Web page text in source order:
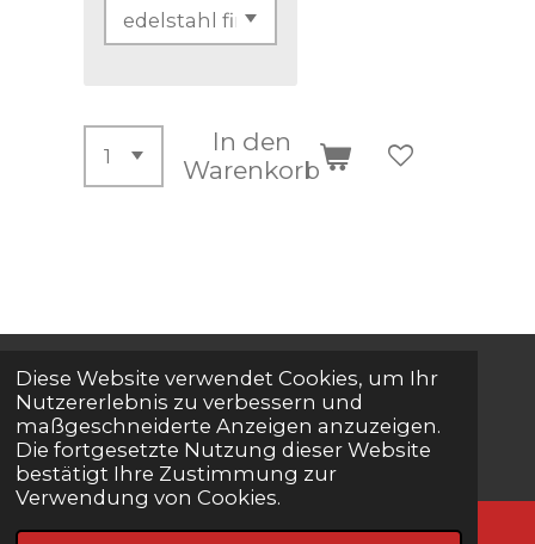
Diese Website verwendet Cookies, um Ihr
Nutzererlebnis zu verbessern und
maßgeschneiderte Anzeigen anzuzeigen.
Die fortgesetzte Nutzung dieser Website
bestätigt Ihre Zustimmung zur
Verwendung von Cookies.
In den
Warenkorb
© 2024 - 2026 Onlineshop Nadlinger
Herzogenburg